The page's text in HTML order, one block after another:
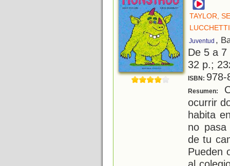
TAYLOR,
Juventud ,
De 5 a
32 p.;
ISBN: 978-
Resumen:
ocurrir
habita
no
de tu
Pueden